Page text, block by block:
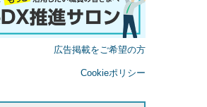
広告掲載をご希望の方
Cookieポリシー